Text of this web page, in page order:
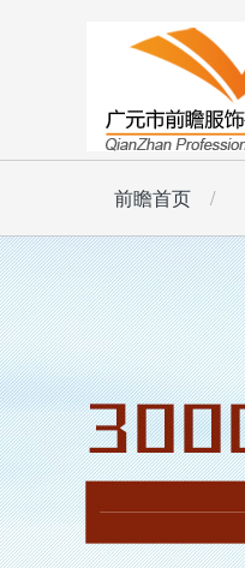
前瞻首页
长袖套装
防静电工作服
Polo衫